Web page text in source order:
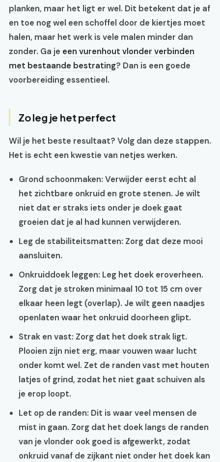
planken, maar het ligt er wel. Dit betekent dat je af
en toe nog wel een schoffel door de kiertjes moet
halen, maar het werk is vele malen minder dan
zonder. Ga je een vurenhout vlonder verbinden
met bestaande bestrating? Dan is een goede
voorbereiding essentieel.
Zo leg je het perfect
Wil je het beste resultaat? Volg dan deze stappen.
Het is echt een kwestie van netjes werken.
Grond schoonmaken: Verwijder eerst echt al
het zichtbare onkruid en grote stenen. Je wilt
niet dat er straks iets onder je doek gaat
groeien dat je al had kunnen verwijderen.
Leg de stabiliteitsmatten: Zorg dat deze mooi
aansluiten.
Onkruiddoek leggen: Leg het doek eroverheen.
Zorg dat je stroken minimaal 10 tot 15 cm over
elkaar heen legt (overlap). Je wilt geen naadjes
openlaten waar het onkruid doorheen glipt.
Strak en vast: Zorg dat het doek strak ligt.
Plooien zijn niet erg, maar vouwen waar lucht
onder komt wel. Zet de randen vast met houten
latjes of grind, zodat het niet gaat schuiven als
je erop loopt.
Let op de randen: Dit is waar veel mensen de
mist in gaan. Zorg dat het doek langs de randen
van je vlonder ook goed is afgewerkt, zodat
onkruid vanaf de zijkant niet onder het doek kan